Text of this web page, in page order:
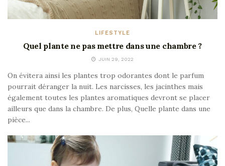
LIFESTYLE
Quel plante ne pas mettre dans une chambre ?
JUIN 29, 2022
On évitera ainsi les plantes trop odorantes dont le parfum
pourrait déranger la nuit. Les narcisses, les jacinthes mais
également toutes les plantes aromatiques devront se placer
ailleurs que dans la chambre. De plus, Quelle plante dans une
pièce...